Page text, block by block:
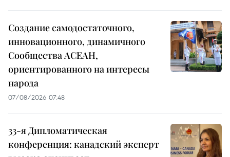
Создание самодостаточного,
инновационного, динамичного
Сообщества АСЕАН,
ориентированного на интересы
народа
07/08/2026 07:48
33-я Дипломатическая
конференция: канадский эксперт